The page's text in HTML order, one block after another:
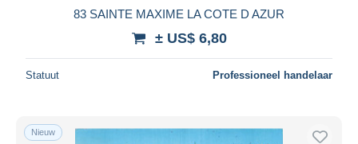
83 SAINTE MAXIME LA COTE D AZUR
± US$ 6,80
Statuut Professioneel handelaar
Nieuw